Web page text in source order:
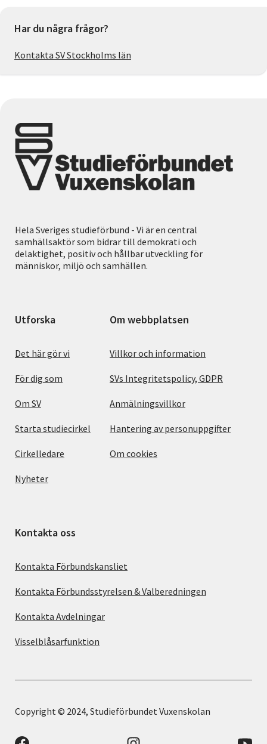
Har du några frågor?
Kontakta SV Stockholms län
Hela Sveriges studieförbund - Vi är en central
samhällsaktör som bidrar till demokrati och
delaktighet, positiv och hållbar utveckling för
människor, miljö och samhällen.
Utforska
Det här gör vi
För dig som
Om SV
Starta studiecirkel
Cirkelledare
Nyheter
Om webbplatsen
Villkor och information
SVs Integritetspolicy, GDPR
Anmälningsvillkor
Hantering av personuppgifter
Om cookies
Kontakta oss
Kontakta Förbundskansliet
Kontakta Förbundsstyrelsen & Valberedningen
Kontakta Avdelningar
Visselblåsarfunktion
Copyright © 2024, Studieförbundet Vuxenskolan